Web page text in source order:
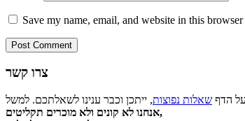
Save my name, email, and website in this
צרו קשר
הדף שאלות נפוצות
אנחנו לא קונים ולא מוכרים תקליטים,